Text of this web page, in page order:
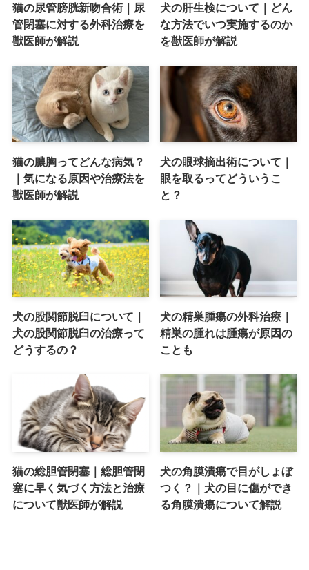
猫の尿管膀胱新吻合術｜尿
管閉塞に対する外科治療を
獣医師が解説
犬の肝生検について｜どん
な方法でいつ実施するのか
を獣医師が解説
猫の膿胸ってどんな病気？
｜気になる原因や治療法を
獣医師が解説
犬の眼球摘出術について｜
眼を取るってどういうこ
と？
犬の股関節脱臼について｜
犬の股関節脱臼の治療って
どうするの？
犬の精巣腫瘍の外科治療｜
精巣の腫れは腫瘍が原因の
ことも
猫の総胆管閉塞｜総胆管閉
塞に早く気づく方法と治療
について獣医師が解説
犬の角膜潰瘍で目がしょぼ
つく？｜犬の目に傷ができ
る角膜潰瘍について解説